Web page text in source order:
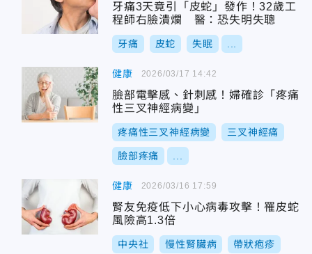
牙痛3天竟引「皮蛇」發作！32歲工
程師右臉潰爛 醫：恐失明失聰
牙痛 皮蛇 失眠
健康
臉部電擊感、針刺感！婦確診「疼痛
性三叉神經病變」
疼痛性三叉神經病變 三叉神經痛
臉部疼痛
2026/03/17 14:42
健康
腎友免疫低下小心病毒攻擊！罹皮蛇
風險高1.3倍
中央社 慢性腎臟病 帶狀疱疹
2026/03/16 17:59